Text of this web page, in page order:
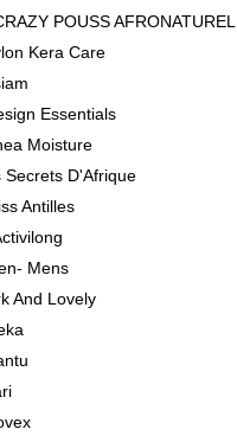
POUSS AFRONATUREL
Kera Care
Essentials
Moisture
Secrets D'Afrique
Antilles
Mens
And Lovely